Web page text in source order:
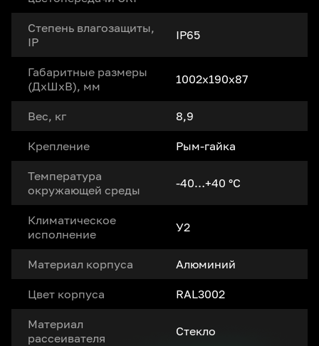
Степень влагозащиты,
IP
IP65
Габаритные размеры
(ДxШxВ), мм
1002x190x87
Вес, кг 8,9
Крепление Рым-гайка
Температура
окружающей среды
-40…+40 °С
Климатическое
исполнение
У2
Материал корпуса Алюминий
Цвет корпуса RAL3002
Материал
рассеивателя
Стекло